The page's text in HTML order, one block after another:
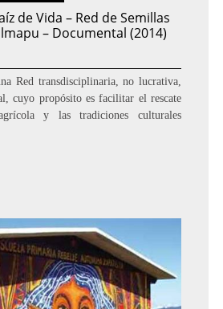
de Vida – Red de Semillas
– Documental (2014)
Red transdisciplinaria, no lucrativa,
cuyo propósito es facilitar el rescate
y las tradiciones culturales